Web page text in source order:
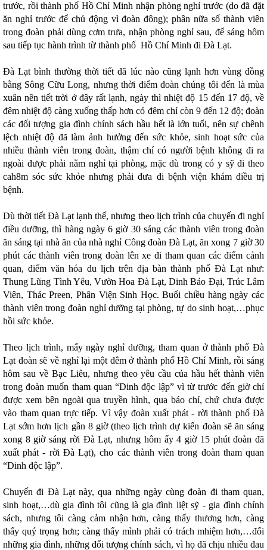
trước, rồi thành phố Hồ Chí Minh nhận phòng nghỉ trước (do đã đặt
ăn nghỉ trước để chủ động vì đoàn đông); phân nữa số thành viên
trong đoàn phải dùng cơm trưa, nhận phòng nghỉ sau, để sáng hôm
sau tiếp tục hành trình từ thành phố Hồ Chí Minh đi Đà Lạt.
Đà Lạt bình thường thời tiết đã lúc nào cũng lạnh hơn vùng đồng
bằng Sông Cữu Long, nhưng thời điểm đoàn chúng tôi đến là mùa
xuân nên tiết trời ở đây rất lạnh, ngày thì nhiệt độ 15 đến 17 độ, về
đêm nhiệt độ càng xuống thấp hơn có đêm chỉ còn 9 đến 12 độ; đoàn
các đối tượng gia đình chính sách hầu hết là lớn tuổi, nên sự chênh
lệch nhiệt độ đã làm ảnh hưởng đến sức khỏe, sinh hoạt sức của
nhiều thành viên trong đoàn, thậm chí có người bệnh không đi ra
ngoài được phải nằm nghỉ tại phòng, mặc dù trong có y sỹ đi theo
cah8m sóc sức khỏe nhưng phải đưa đi bệnh viện khám điều trị
bệnh.
Dù thời tiết Đà Lạt lạnh thế, nhưng theo lịch trình của chuyến đi nghỉ
điều dưỡng, thì hàng ngày 6 giờ 30 sáng các thành viên trong đoàn
ăn sáng tại nhà ăn của nhà nghỉ Công đoàn Đà Lạt, ăn xong 7 giờ 30
phút các thành viên trong đoàn lên xe đi tham quan các điểm cảnh
quan, điểm văn hóa du lịch trên địa bàn thành phố Đà Lạt như:
Thung Lũng Tình Yêu, Vườn Hoa Đà Lạt, Dinh Bảo Đại, Trúc Lâm
Viên, Thác Preen, Phân Viện Sinh Học. Buổi chiều hàng ngày các
thành viên trong đoàn nghỉ dưỡng tại phòng, tự do sinh hoạt,…phục
hồi sức khỏe.
Theo lịch trình, mấy ngày nghỉ dưỡng, tham quan ở thành phố Đà
Lạt đoàn sẽ về nghỉ lại một đêm ở thành phố Hồ Chí Minh, rồi sáng
hôm sau về Bạc Liêu, nhưng theo yêu cầu của hầu hết thành viên
trong đoàn muốn tham quan “Dinh độc lập” vì từ trước đến giờ chỉ
được xem bên ngoài qua truyền hình, qua báo chí, chứ chưa được
vào tham quan trực tiếp. Vì vậy đoàn xuất phát - rời thành phố Đà
Lạt sớm hơn lịch gần 8 giờ (theo lịch trình dự kiến đoàn sẽ ăn sáng
xong 8 giờ sáng rời Đà Lạt, nhưng hôm ấy 4 giờ 15 phút đoàn đã
xuất phát - rời Đà Lạt), cho các thành viên trong đoàn tham quan
“Dinh độc lập”.
Chuyến đi Đà Lạt này, qua những ngày cùng đoàn đi tham quan,
sinh hoạt,…dù gia đình tôi cũng là gia đình liệt sỹ - gia đình chính
sách, nhưng tôi càng cảm nhận hơn, càng thấy thương hơn, càng
thấy quý trọng hơn; càng thấy mình phải có trách mhiệm hơn,…đối
những gia đình, những đối tượng chính sách, vì họ đã chịu nhiều đau